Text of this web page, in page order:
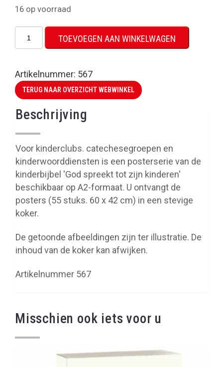
16 op voorraad
Posterserie
aantal
TOEVOEGEN AAN WINKELWAGEN
Artikelnummer: 567
TERUG NAAR OVERZICHT WEBWINKEL
Beschrijving
Voor kinderclubs. catechesegroepen en
kinderwoorddiensten is een posterserie van de
kinderbijbel 'God spreekt tot zijn kinderen'
beschikbaar op A2-formaat. U ontvangt de
posters (55 stuks. 60 x 42 cm) in een stevige
koker.
De getoonde afbeeldingen zijn ter illustratie. De
inhoud van de koker kan afwijken.
Artikelnummer 567
Misschien ook iets voor u